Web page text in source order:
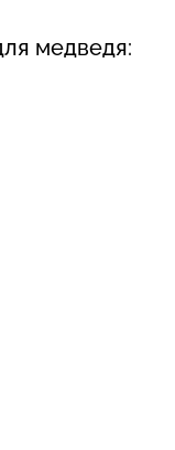
медведя: